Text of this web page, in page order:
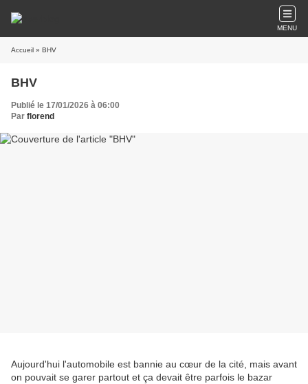
MENU
Accueil » BHV
BHV
Publié le 17/01/2026 à 06:00
Par florend
Aujourd'hui l'automobile est bannie au cœur de la cité, mais avant
on pouvait se garer partout et ça devait être parfois le bazar